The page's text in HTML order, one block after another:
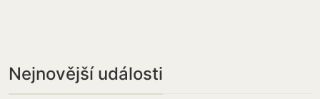
Nejnovější události